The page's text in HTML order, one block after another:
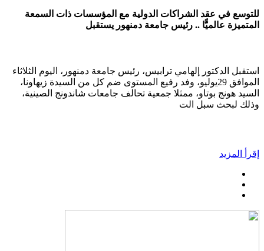
للتوسع في عقد الشراكات الدولية مع المؤسسات ذات السمعة
المتميزة عالميًّا .. رئيس جامعة دمنهور يستقبل
استقبل الدكتور إلهامي ترابيس، رئيس جامعة دمنهور، اليوم الثلاثاء
الموافق 29يوليو، وفد رفيع المستوى ضم كل من السيدة زيهاونا،
السيد هونج بوتاو، ممثلا جمعية تحالف جامعات شاندونج الصينية،
وذلك لبحث سبل الت
إقرأ المزيد